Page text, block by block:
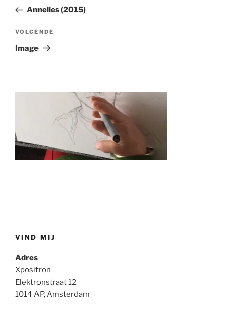
bericht
Annelies (2015)
Volgend
Bericht
VOLGENDE
Image
VIND MIJ
Adres
Xpositron
Elektronstraat 12
1014 AP, Amsterdam